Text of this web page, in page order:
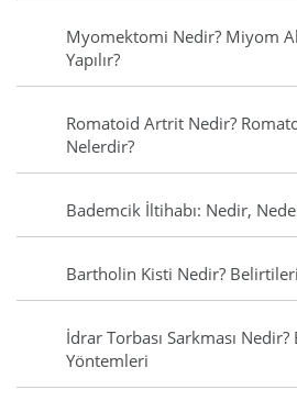
Myomektomi Nedir? Miyom
Yapılır?
Romatoid Artrit Nedir?
Nelerdir?
Bademcik İltihabı: Nedir,
Bartholin Kisti Nedir?
İdrar Torbası Sarkması
Yöntemleri